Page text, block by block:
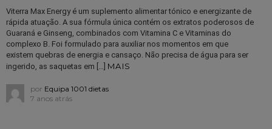
Viterra Max Energy é um suplemento alimentar tónico e energizante de
rápida atuação. A sua fórmula única contém os extratos poderosos de
Guaraná e Ginseng, combinados com Vitamina C e Vitaminas do
complexo B. Foi formulado para auxiliar nos momentos em que
existem quebras de energia e cansaço. Não precisa de água para ser
ingerido, as saquetas em […] MAIS
por Equipa 1001 dietas
7 anos atrás